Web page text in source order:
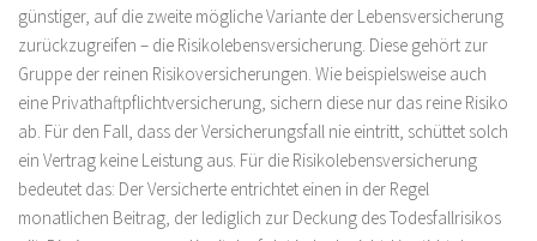
günstiger, auf die zweite mögliche Variante der Lebensversicherung
zurückzugreifen – die Risikolebensversicherung. Diese gehört zur
Gruppe der reinen Risikoversicherungen. Wie beispielsweise auch
eine Privathaftpflichtversicherung, sichern diese nur das reine Risiko
ab. Für den Fall, dass der Versicherungsfall nie eintritt, schüttet solch
ein Vertrag keine Leistung aus. Für die Risikolebensversicherung
bedeutet das: Der Versicherte entrichtet einen in der Regel
monatlichen Beitrag, der lediglich zur Deckung des Todesfallrisikos